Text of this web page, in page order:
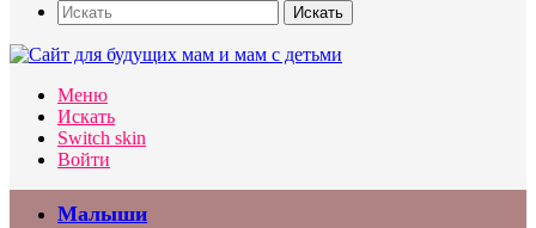
Искать
Меню
Искать
Switch skin
Войти
Малыши